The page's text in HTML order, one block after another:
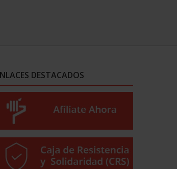
DESTACADOS